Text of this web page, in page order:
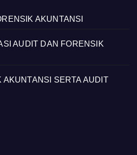
AKUNTANSI
AUDIT DAN FORENSIK
SERTA AUDIT